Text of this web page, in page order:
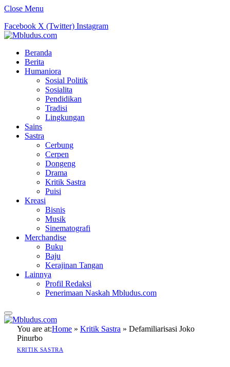
Close Menu
Facebook X (Twitter) Instagram
Beranda
Berita
Humaniora
Sosial Politik
Sosialita
Pendidikan
Tradisi
Lingkungan
Sains
Sastra
Cerbung
Cerpen
Dongeng
Drama
Kritik Sastra
Puisi
Kreasi
Bisnis
Musik
Sinematografi
Merchandise
Buku
Baju
Kerajinan Tangan
Lainnya
Profil Redaksi
Penerimaan Naskah Mbludus.com
You are at:Home » Kritik Sastra » Defamiliarisasi Joko
Pinurbo
KRITIK SASTRA